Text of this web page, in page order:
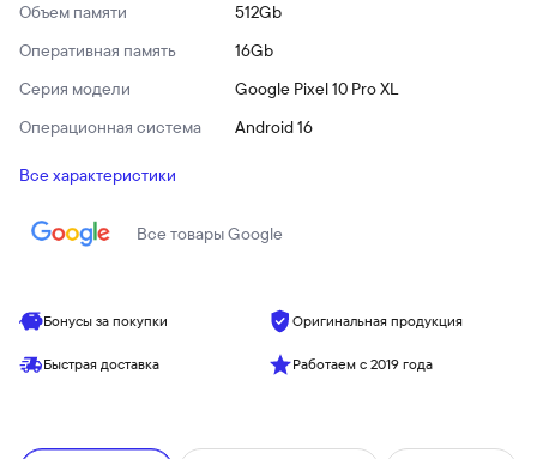
Объем памяти
512Gb
Оперативная память
16Gb
Серия модели
Google Pixel 10 Pro XL
Операционная система
Android 16
Все характеристики
Все товарыGoogle
Бонусы за покупки Оригинальная продукция
Быстрая доставка Работаем с 2019 года